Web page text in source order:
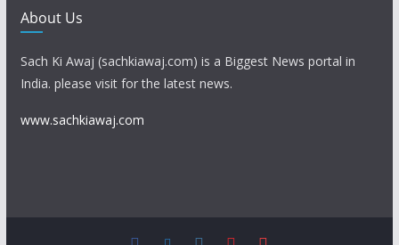
About Us
Sach Ki Awaj (sachkiawaj.com) is a Biggest News portal in
India. please visit for the latest news.
www.sachkiawaj.com